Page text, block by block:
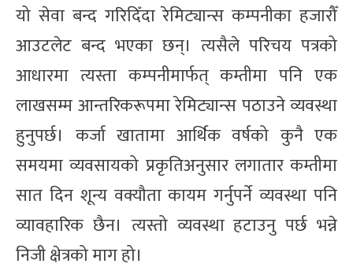
यो सेवा बन्द गरिदिँदा रेमिट्यान्स कम्पनीका हजारौँ
आउटलेट बन्द भएका छन्। त्यसैले परिचय पत्रको
आधारमा त्यस्ता कम्पनीमार्फत् कम्तीमा पनि एक
लाखसम्म आन्तरिकरूपमा रेमिट्यान्स पठाउने व्यवस्था
हुनुपर्छ। कर्जा खातामा आर्थिक वर्षको कुनै एक
समयमा व्यवसायको प्रकृतिअनुसार लगातार कम्तीमा
सात दिन शून्य वक्यौता कायम गर्नुपर्ने व्यवस्था पनि
व्यावहारिक छैन। त्यस्तो व्यवस्था हटाउनु पर्छ भन्ने
निजी क्षेत्रको माग हो।